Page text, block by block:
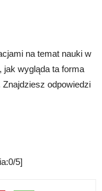
na temat nauki w
jak wygląda ta forma
odpowiedzi
5]